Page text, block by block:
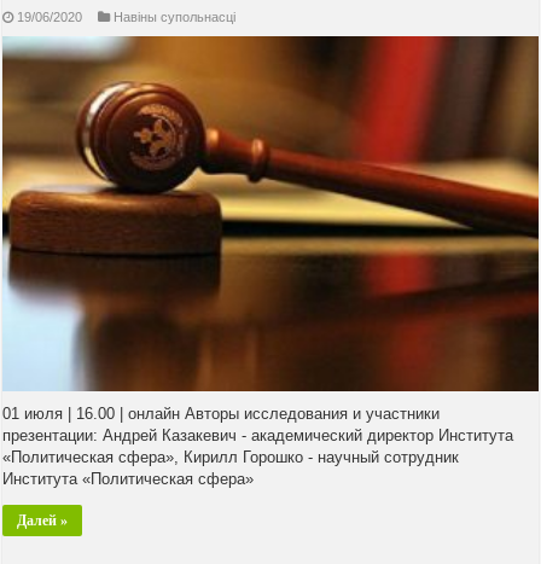
19/06/2020 Навiны супольнасцi
01 июля | 16.00 | онлайн Авторы исследования и участники
презентации: Андрей Казакевич - академический директор Института
«Политическая сфера», Кирилл Горошко - научный сотрудник
Института «Политическая сфера»
Далей »